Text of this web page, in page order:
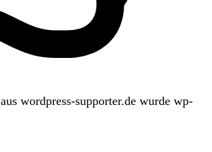
aus wordpress-supporter.de wurde wp-